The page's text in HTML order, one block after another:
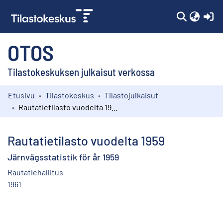
OTOS
Tilastokeskuksen julkaisut verkossa
Kokoelmat
Etusivu Tilastokeskus
Tilastojulkaisut
Rautatietilasto vuodelta 1959
Järnvägsstatistik för år 1959
Rautatiehallitus
1961